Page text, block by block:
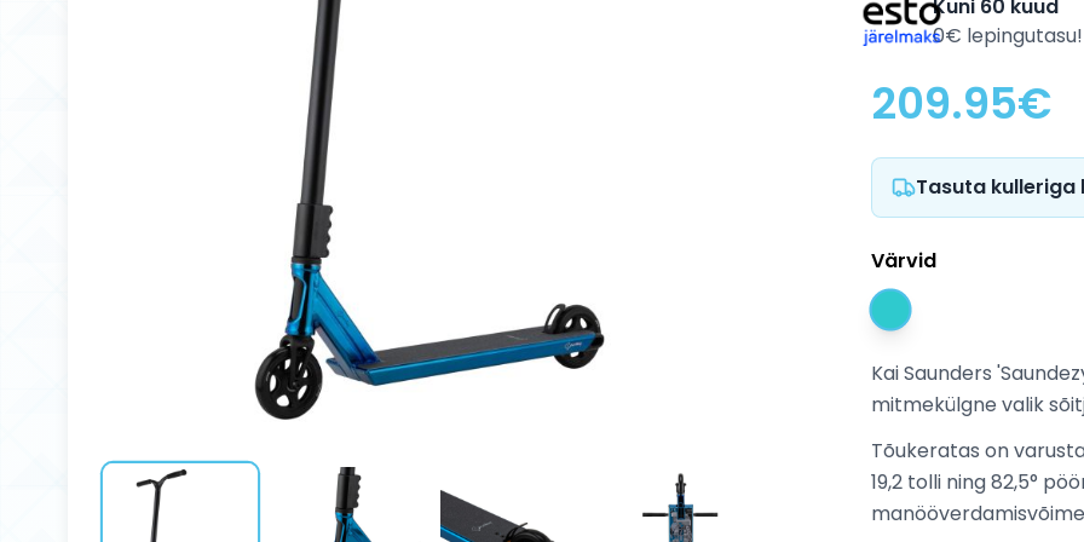
Kuni 60 kuud
0€ lepingutasu!
209.95€
Tasuta kulleriga
Värvid
Kai Saunders
mitmekülgne valik
Tõukeratas on
19,2 tolli ning 82,5°